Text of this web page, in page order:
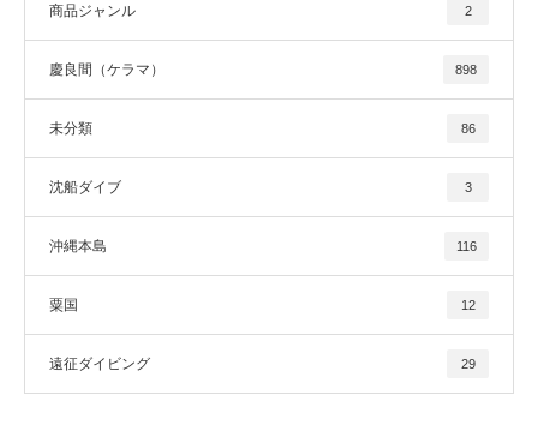
商品ジャンル 2
慶良間（ケラマ） 898
未分類 86
沈船ダイブ 3
沖縄本島 116
粟国 12
遠征ダイビング 29